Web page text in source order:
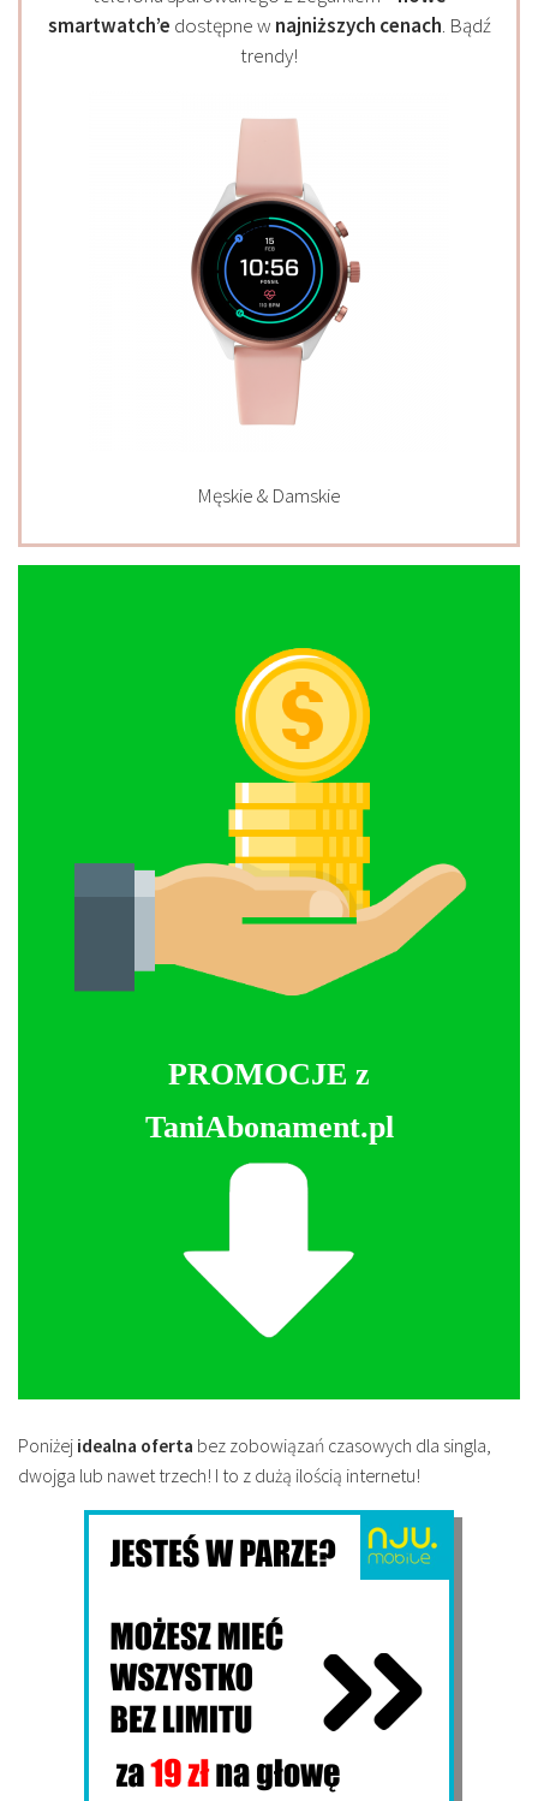
smartwatch’e dostępne w najniższych cenach. Bądź
trendy!
Męskie & Damskie
PROMOCJE z
TaniAbonament.pl
Poniżej idealna oferta bez zobowiązań czasowych dla singla,
dwojga lub nawet trzech! I to z dużą ilością internetu!